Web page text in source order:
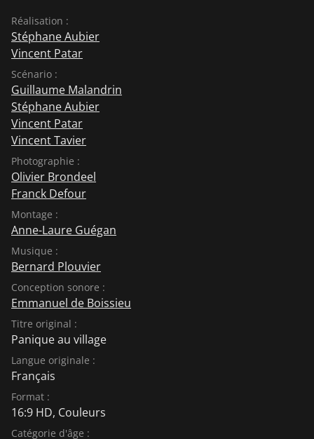
Réalisation :
Stéphane Aubier
Vincent Patar
Scénario :
Guillaume Malandrin
Stéphane Aubier
Vincent Patar
Vincent Tavier
Photographie :
Olivier Brondeel
Franck Defour
Montage :
Anne-Laure Guégan
Musique :
Bernard Plouvier
Conception sonore :
Emmanuel de Boissieu
Titre original :
Panique au village
Langue originale :
Français
Format :
16:9 HD, Couleurs
Catégorie d'âge :